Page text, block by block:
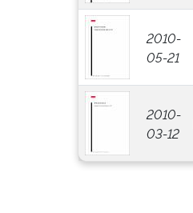
2010-
05-21
2010-
03-12